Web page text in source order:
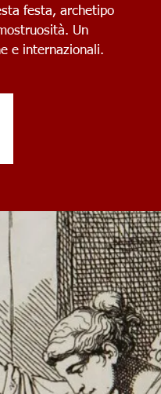
festa, archetipo
Un
e internazionali.